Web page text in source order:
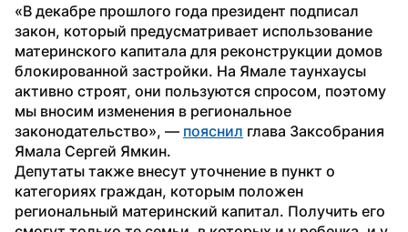
«В декабре прошлого года президент подписал
закон, который предусматривает использование
материнского капитала для реконструкции домов
блокированной застройки. На Ямале таунхаусы
активно строят, они пользуются спросом, поэтому
мы вносим изменения в региональное
законодательство», — пояснил глава Заксобрания
Ямала Сергей Ямкин.
Депутаты также внесут уточнение в пункт о
категориях граждан, которым положен
региональный материнский капитал. Получить его